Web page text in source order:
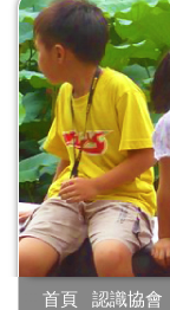
首頁 認識協會